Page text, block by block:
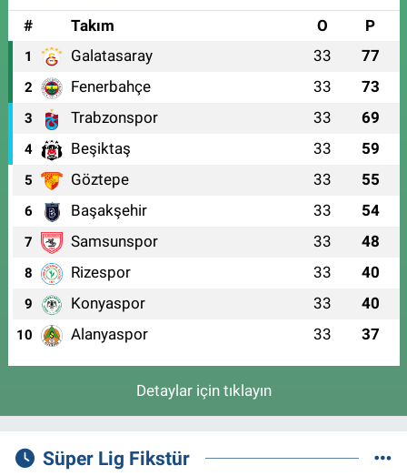
#
Takım O P
1 Galatasaray 33 77
2 Fenerbahçe 33 73
3 Trabzonspor 33 69
4 Beşiktaş 33 59
5 Göztepe 33 55
6 Başakşehir 33 54
7 Samsunspor 33 48
8 Rizespor 33 40
9 Konyaspor 33 40
10 Alanyaspor 33 37
Detaylar için tıklayın
Süper Lig Fikstür